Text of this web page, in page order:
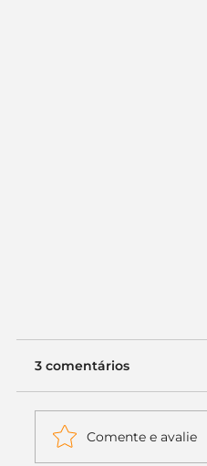
3 comentários
Comente e avalie